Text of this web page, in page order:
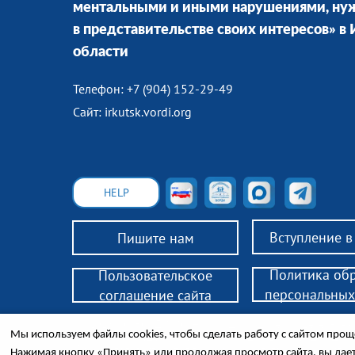
ментальными и иными нарушениями,
в представительстве своих интересов» в
области
Телефон: +7 (904) 152-29-49
Сайт: irkutsk.vordi.org
Пишите нам Вступление
законным представителям инвалидов 18+,
Законодательство, поддержка, консультации,
HELP
Пользовательское
соглашение сайта
Политика
Мы используем файлы cookies, чтобы сделать работу с сайтом